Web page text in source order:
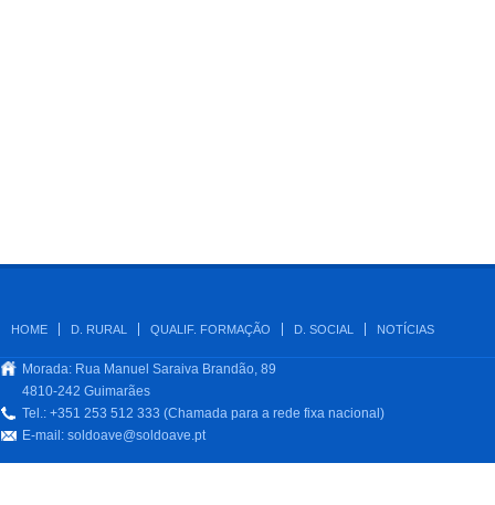
HOME D. RURAL QUALIF. FORMAÇÃO D. SOCIAL NOTÍCIAS
Morada: Rua Manuel Saraiva Brandão, 89
4810-242 Guimarães
Tel.: +351 253 512 333 (Chamada para a rede fixa nacional)
E-mail: soldoave@soldoave.pt